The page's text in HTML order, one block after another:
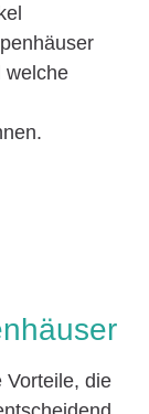
welche
Vorteile, die